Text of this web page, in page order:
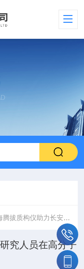
质构仪助力长安大学研究人员在高分子科学期刊发表论文
究人员在高分子